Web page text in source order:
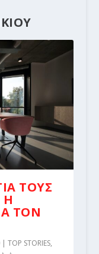
ΤΟΥΣ
Η
ΤΟΝ
| TOP STORIES,